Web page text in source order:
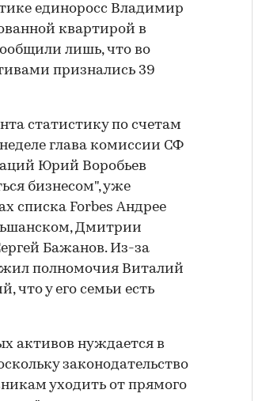
единоросс Владимир
квартирой в
лишь, что во
признались 39
статистику по счетам
глава комиссии СФ
Юрий Воробьев
бизнесом", уже
списка Forbes Андрее
Дмитрии
Бажанов. Из-за
полномочия Виталий
что у его семьи есть
активов нуждается в
законодательство
уходить от прямого